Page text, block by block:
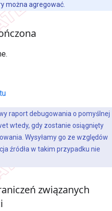
można agregować.
raport debugowania o pomyślnej
wtedy, gdy zostanie osiągnięty
Wysyłamy go ze względów
źródła w takim przypadku nie
związanych